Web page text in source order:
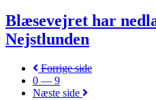
Blæsevejret har
Nejstlunden
Forrige side
0 — 9
Næste side